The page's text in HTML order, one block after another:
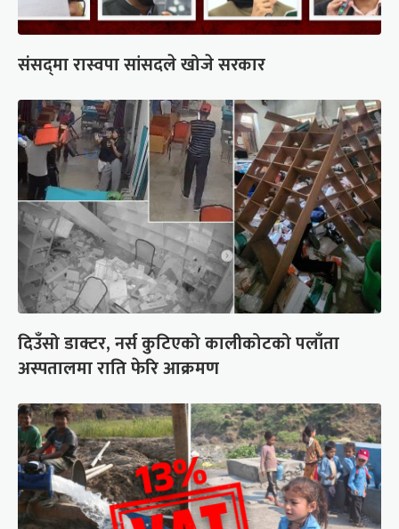
संसद्‍मा रास्वपा सांसदले खोजे सरकार
दिउँसो डाक्टर, नर्स कुटिएको कालीकोटको पलाँता
अस्पतालमा राति फेरि आक्रमण